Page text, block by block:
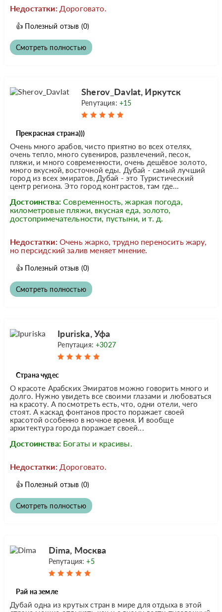
Недостатки: Дороговато.
👍 Полезный отзыв (0)
Смотреть полностью
Sherov_Davlat, Иркутск
Репутация: +15
Прекрасная страна)))
Очень много арабов, чисто приятно во всех отелях,
очень тепло, много сувениров, развлечений, песок,
пляжи, и много современности, очень дешёвое золото,
много вкусной, восточной еды. Дубай - самый лучший
город из всех эмиратов, Дубай - это Туристический
центр региона. Это город контрастов, там где...
Достоинства: Современность, жаркая погода,
километровые пляжи, вкусная еда, золото,
достопримечательности, пустыни, и т. д.
Недостатки: Очень жарко, трудно переносить жару,
но персидский залив меняет мнение.
👍 Полезный отзыв (0)
Смотреть полностью
Ipuriska, Уфа
Репутация:+3027
Страна чудес
О красоте Арабских Эмиратов можно говорить много и
долго. Нужно увидеть все своими глазами и любоваться
на красоту. А посмотреть есть, что, одни отели, чего
стоят. А каскад фонтанов просто поражает своей
красотой особенно в ночное время. И вообще
архитектура города поражает своей...
Достоинства: Богаты и красивы.
Недостатки: Дороговато.
👍 Полезный отзыв (0)
Смотреть полностью
Dima, Москва
Репутация:+5
Рай на земле
Дубай одна из крутых стран в мире для отдыха в этой